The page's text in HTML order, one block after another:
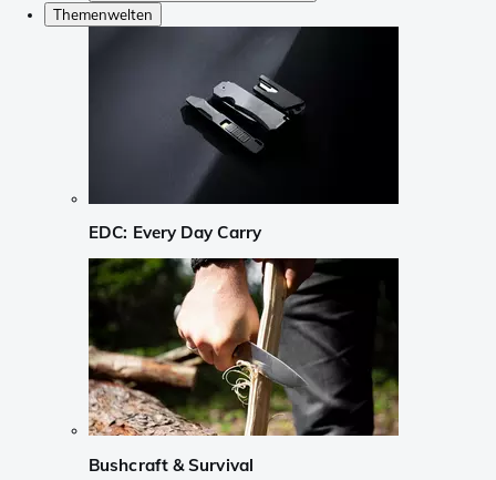
Themenwelten
EDC: Every Day Carry
Bushcraft & Survival